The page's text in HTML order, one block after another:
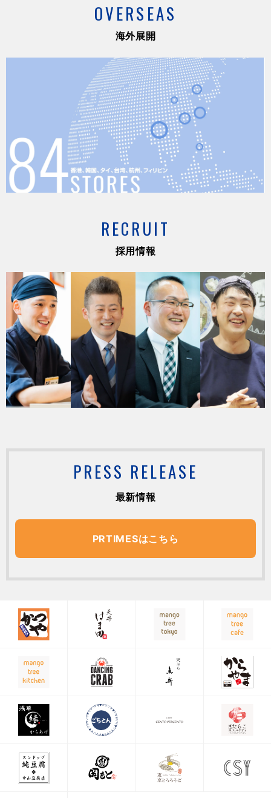
OVERSEAS
海外展開
RECRUIT
採用情報
PRESS RELEASE
最新情報
PRTIMESはこちら